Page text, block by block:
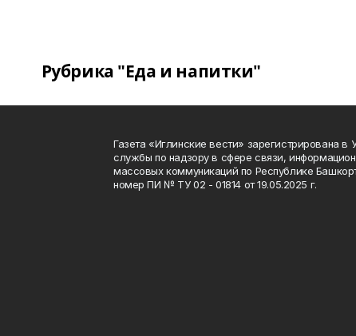
Рубрика "Еда и напитки"
Газета «Иглинские вести» зарегистрирована
службы по надзору в сфере связи,
массовых коммуникаций по Республике
номер ПИ № ТУ 02 - 01814 от 19.05.2025 г.